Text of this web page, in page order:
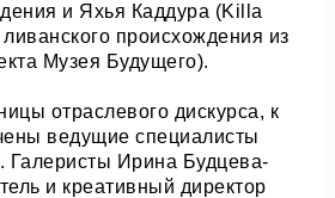
и Яхья Каддура (Killa
происхождения из
Музея Будущего).
отраслевого дискурса, к
ведущие специалисты
Галеристы Ирина Будцева-
и креативный директор